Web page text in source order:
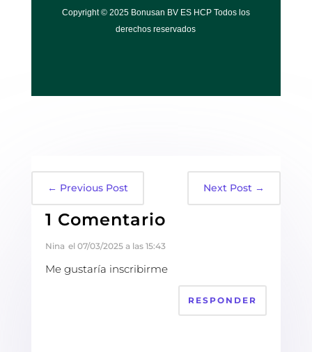
Copyright © 2025 Bonusan BV ES HCP Todos los
derechos reservados
← Previous Post Next Post →
1 Comentario
Nina el 07/03/2025 a las 15:43
Me gustaría inscribirme
RESPONDER